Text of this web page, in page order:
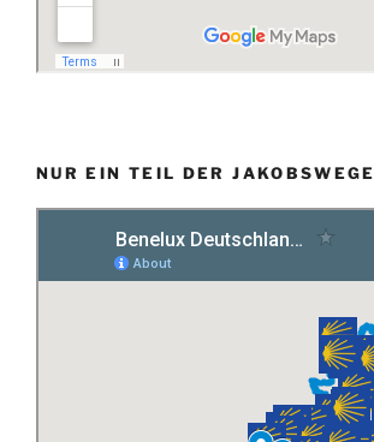
NUR EIN TEIL DER JAKOBSWEGE